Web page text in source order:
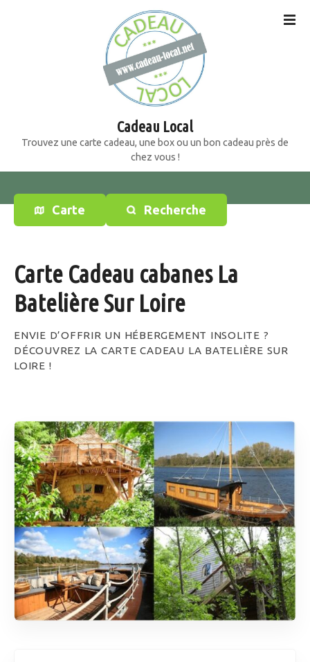
e
t
Cadeau Local
Trouvez une carte cadeau, une box ou un bon cadeau près de
chez vous !
Carte Recherche
Carte Cadeau cabanes La
Batelière Sur Loire
ENVIE D’OFFRIR UN HÉBERGEMENT INSOLITE ?
DÉCOUVREZ LA CARTE CADEAU LA BATELIÈRE SUR
LOIRE !